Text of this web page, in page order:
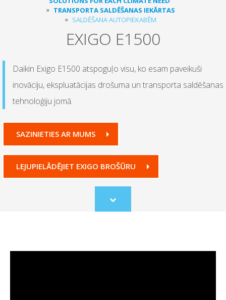
TRANSPORTA SALDĒŠANAS IEKĀRTAS
SALDĒŠANA AUTOPIEKABĒM
EXIGO E1500
Daikin Exigo E1500 atspoguļo visu, ko esam paveikuši
inovāciju, ekspluatācijas drošuma un transporta saldēšanas
tehnoloģiju jomā.
SAZINIETIES AR MUMS
LEJUPIELĀDĒJIET EXIGO BROŠŪRU
Scroll
to